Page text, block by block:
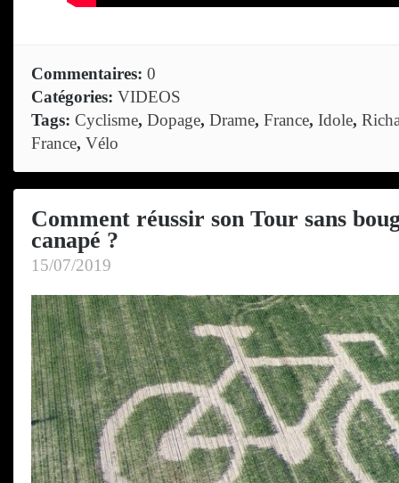
Commentaires: 0
Catégories: VIDEOS
Tags: Cyclisme, Dopage, Drame, France, Idole,
France, Vélo
Comment réussir son Tour sans
canapé ?
15/07/2019